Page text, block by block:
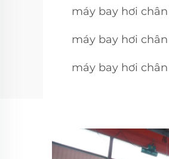
máy bay hơi
máy bay hơi
máy bay hơi